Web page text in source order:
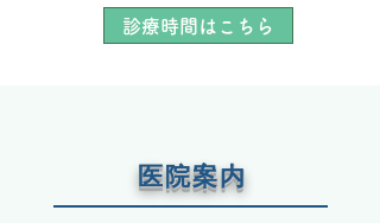
診療時間はこちら
医院案内